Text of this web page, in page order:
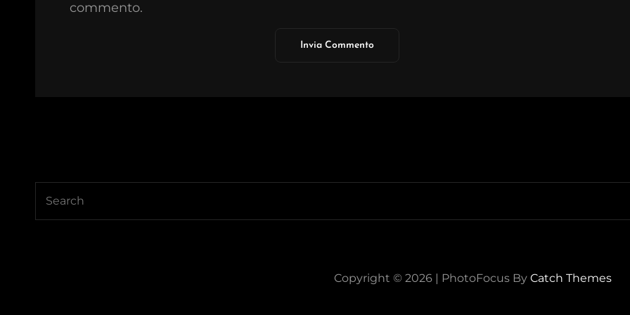
commento.
Copyright © 2026 | PhotoFocus By Catch Themes